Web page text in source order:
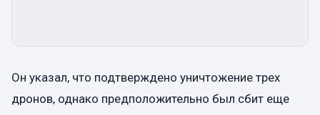
Он указал, что подтверждено уничтожение трех
дронов, однако предположительно был сбит еще